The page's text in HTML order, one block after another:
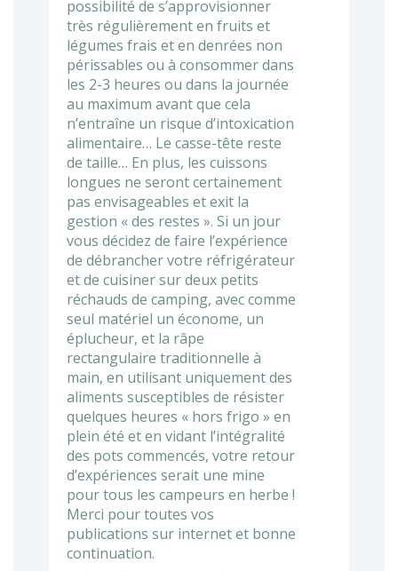
possibilité de s’approvisionner
très régulièrement en fruits et
légumes frais et en denrées non
périssables ou à consommer dans
les 2-3 heures ou dans la journée
au maximum avant que cela
n’entraîne un risque d’intoxication
alimentaire… Le casse-tête reste
de taille… En plus, les cuissons
longues ne seront certainement
pas envisageables et exit la
gestion « des restes ». Si un jour
vous décidez de faire l’expérience
de débrancher votre réfrigérateur
et de cuisiner sur deux petits
réchauds de camping, avec comme
seul matériel un économe, un
éplucheur, et la râpe
rectangulaire traditionnelle à
main, en utilisant uniquement des
aliments susceptibles de résister
quelques heures « hors frigo » en
plein été et en vidant l’intégralité
des pots commencés, votre retour
d’expériences serait une mine
pour tous les campeurs en herbe !
Merci pour toutes vos
publications sur internet et bonne
continuation.